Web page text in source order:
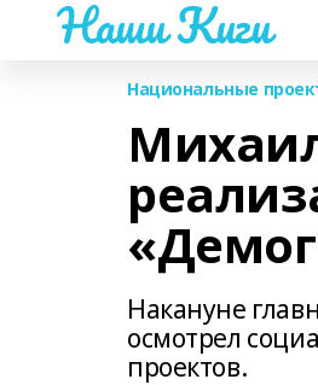
Наши Киги
Национальные
Накануне
осмотрел
проектов.